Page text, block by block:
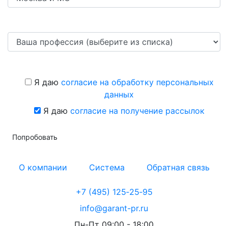
Я даю согласие на обработку персональных
данных
Я даю согласие на получение рассылок
Попробовать
О компании Система Обратная связь
+7 (495) 125‑25‑95
info@garant-pr.ru